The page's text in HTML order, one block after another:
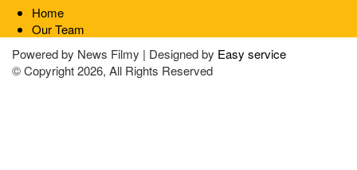
Home
Our Team
Powered by News Filmy | Designed by Easy service
© Copyright 2026, All Rights Reserved